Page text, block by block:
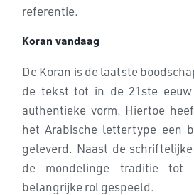
referentie.
Koran vandaag
De Koran is de laatste
de tekst tot in de 21ste
authentieke vorm. Hiertoe
het Arabische lettertype een
geleverd. Naast de
de mondelinge traditie
belangrijke rol gespeeld.